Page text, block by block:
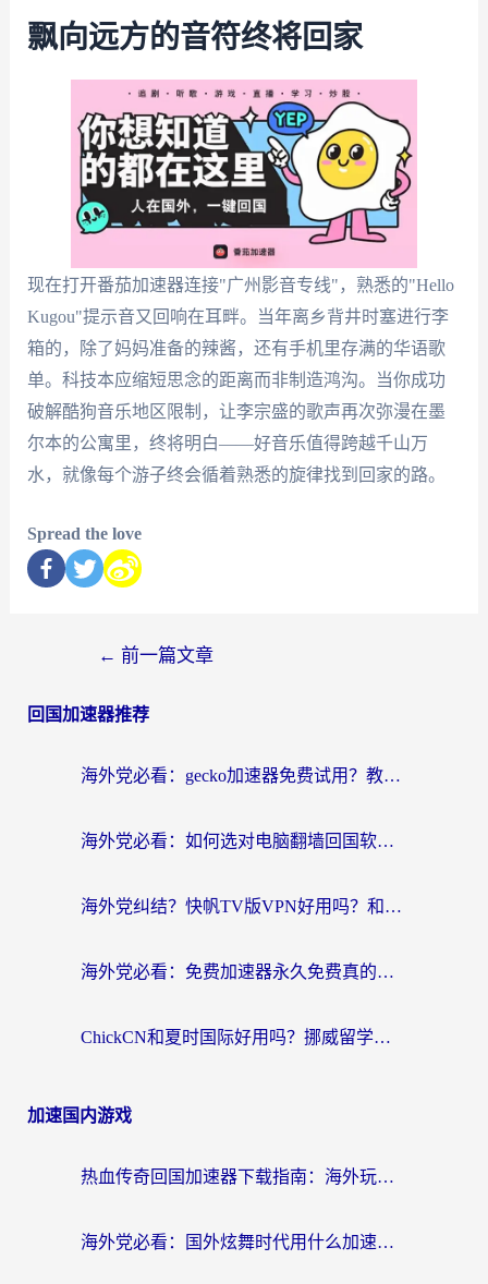
飘向远方的音符终将回家
现在打开番茄加速器连接"广州影音专线"，熟悉的"Hello
Kugou"提示音又回响在耳畔。当年离乡背井时塞进行李
箱的，除了妈妈准备的辣酱，还有手机里存满的华语歌
单。科技本应缩短思念的距离而非制造鸿沟。当你成功
破解酷狗音乐地区限制，让李宗盛的歌声再次弥漫在墨
尔本的公寓里，终将明白——好音乐值得跨越千山万
水，就像每个游子终会循着熟悉的旋律找到回家的路。
Spread the love
← 前一篇文章
回国加速器推荐
海外党必看：gecko加速器免费试用？教你选对回国加速器，无缝刷国内剧玩游戏
海外党必看：如何选对电脑翻墙回国软件，轻松解锁国内资源？
海外党纠结？快帆TV版VPN好用吗？和扇贝手游VPN对比哪个回国效果更好？
海外党必看：免费加速器永久免费真的存在吗？教你选对回国加速器无缝刷国内资源
ChickCN和夏时国际好用吗？挪威留学生亲测3款回国加速器，附穿梭和加速喵对比指南
加速国内游戏
热血传奇回国加速器下载指南：海外玩家如何流畅砍怪不卡顿？
海外党必看：国外炫舞时代用什么加速器比较好？解决延迟卡顿的终极方案